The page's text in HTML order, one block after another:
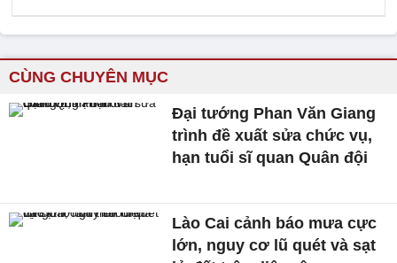
CÙNG CHUYÊN MỤC
Đại tướng Phan Văn Giang
trình đề xuất sửa chức vụ,
hạn tuổi sĩ quan Quân đội
Lào Cai cảnh báo mưa cực
lớn, nguy cơ lũ quét và sạt